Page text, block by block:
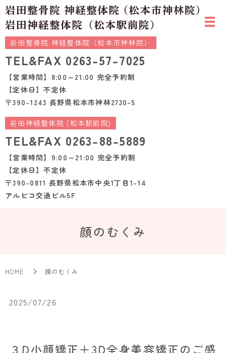
岩田整骨院 神経整体院（松本市神林院）
TEL&FAX 0263-57-7025
【営業時間】8:00～21:00 完全予約制
【定休日】不定休
〒390-1243 長野県松本市神林2730-5
岩田神経整体院 (松本駅前院)
TEL&FAX 0263-88-5889
【営業時間】9:00～21:00 完全予約制
【定休日】不定休
〒390-0811 長野県松本市中央1丁目1-14
アルピコ交通ビル5F
顔のむくみ
HOME 顔のむくみ
2025/07/26
３D小顔矯正＋3D全身美容矯正のご感